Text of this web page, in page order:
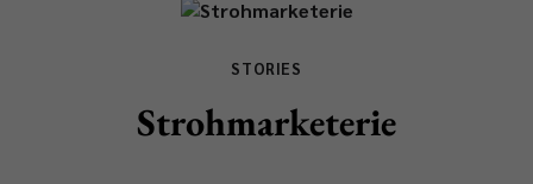
STORIES
Strohmarketerie